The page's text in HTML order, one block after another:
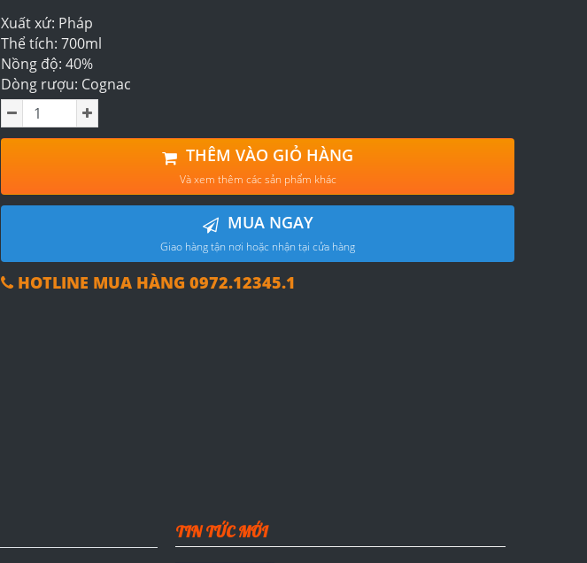
Xuất xứ: Pháp
Thể tích: 700ml
Nồng độ: 40%
Dòng rượu: Cognac
THÊM VÀO GIỎ HÀNG
Và xem thêm các sản phẩm khác
MUA NGAY
Giao hàng tận nơi hoặc nhận tại cửa hàng
HOTLINE MUA HÀNG 0972.12345.1
TIN TỨC MỚI